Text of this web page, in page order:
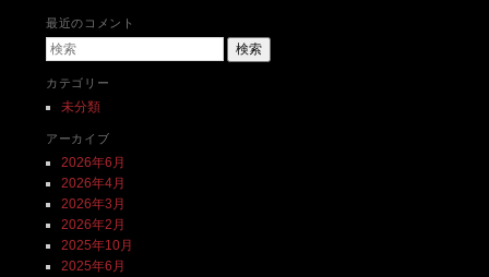
最近のコメント
検索
カテゴリー
未分類
アーカイブ
2026年6月
2026年4月
2026年3月
2026年2月
2025年10月
2025年6月